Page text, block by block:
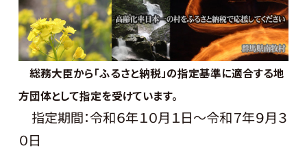
総務大臣から「ふるさと納税」の指定基準に適合する地
方団体として指定を受けています。
指定期間：令和６年１０月１日～令和７年９月３
０日